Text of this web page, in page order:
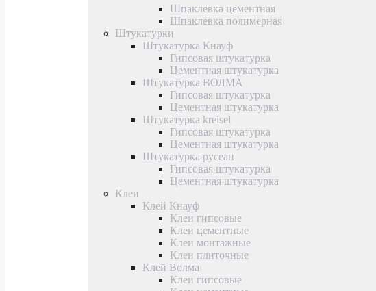
Шпаклевка цементная
Шпаклевка полимерная
Штукатурки
Штукатурка Кнауф
Гипсовая штукатурка
Цементная штукатурка
Штукатурка ВОЛМА
Гипсовая штукатурка
Цементная штукатурка
Штукатурка kreisel
Гипсовая штукатурка
Цементная штукатурка
Штукатурка русеан
Гипсовая штукатурка
Цементная штукатурка
Клеи
Клей Кнауф
Клеи гипсовые
Клеи цементные
Клеи монтажные
Клеи плиточные
Клей Волма
Клеи гипсовые